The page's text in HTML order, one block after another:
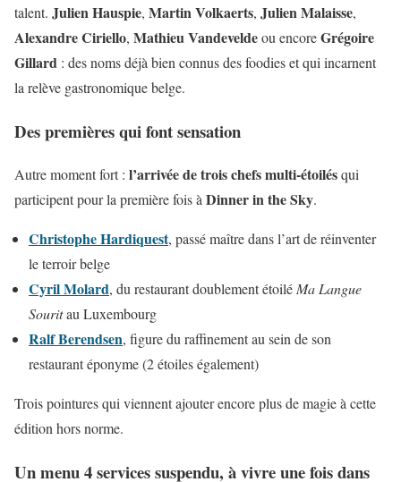
talent. Julien Hauspie, Martin Volkaerts, Julien Malaisse,
Alexandre Ciriello, Mathieu Vandeveldeou encoreGrégoire
Gillard : des noms déjà bien connus des foodies et qui incarnent
la relève gastronomique belge.
Des premières qui font sensation
Autre moment fort : l’arrivée de trois chefs multi-étoilésqui
participent pour la première fois àDinner in the Sky.
Christophe Hardiquest, passé maître dans l’art de réinventer
le terroir belge
Cyril Molard, du restaurant doublement étoiléMa Langue
Souritau Luxembourg
Ralf Berendsen, figure du raffinement au sein de son
restaurant éponyme (2 étoiles également)
Trois pointures qui viennent ajouter encore plus de magie à cette
édition hors norme.
Un menu 4 services suspendu, à vivre une fois dans